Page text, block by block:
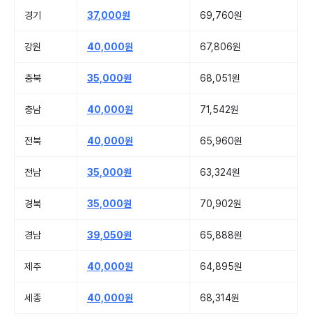
경기 37,000원 69,760원
강원 40,000원 67,806원
충북 35,000원 68,051원
충남 40,000원 71,542원
전북 40,000원 65,960원
전남 35,000원 63,324원
경북 35,000원 70,902원
경남 39,050원 65,888원
제주 40,000원 64,895원
세종 40,000원 68,314원